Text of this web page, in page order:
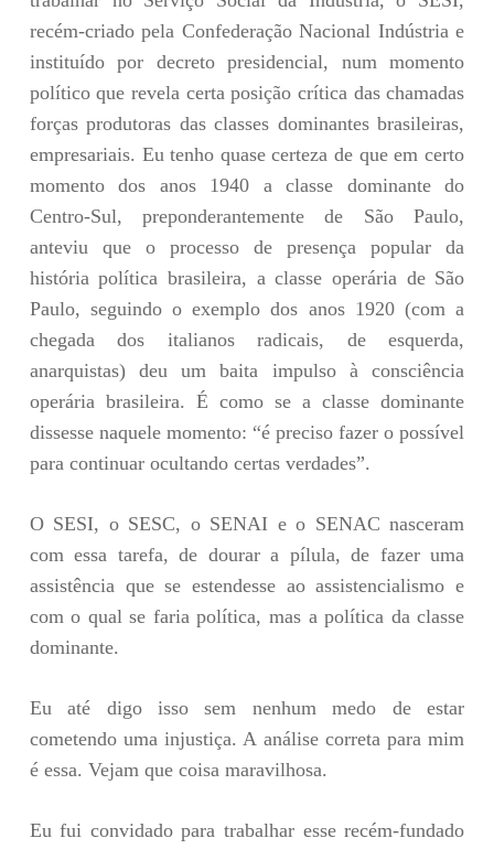
recém-criado pela Confederação Nacional Indústria e
instituído por decreto presidencial, num momento
político que revela certa posição crítica das chamadas
forças produtoras das classes dominantes brasileiras,
empresariais. Eu tenho quase certeza de que em certo
momento dos anos 1940 a classe dominante do
Centro-Sul, preponderantemente de São Paulo,
anteviu que o processo de presença popular da
história política brasileira, a classe operária de São
Paulo, seguindo o exemplo dos anos 1920 (com a
chegada dos italianos radicais, de esquerda,
anarquistas) deu um baita impulso à consciência
operária brasileira. É como se a classe dominante
dissesse naquele momento: “é preciso fazer o possível
para continuar ocultando certas verdades”.
O SESI, o SESC, o SENAI e o SENAC nasceram
com essa tarefa, de dourar a pílula, de fazer uma
assistência que se estendesse ao assistencialismo e
com o qual se faria política, mas a política da classe
dominante.
Eu até digo isso sem nenhum medo de estar
cometendo uma injustiça. A análise correta para mim
é essa. Vejam que coisa maravilhosa.
Eu fui convidado para trabalhar esse recém-fundado